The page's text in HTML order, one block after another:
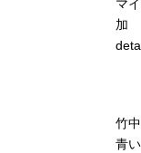
マ
加
竹中
青